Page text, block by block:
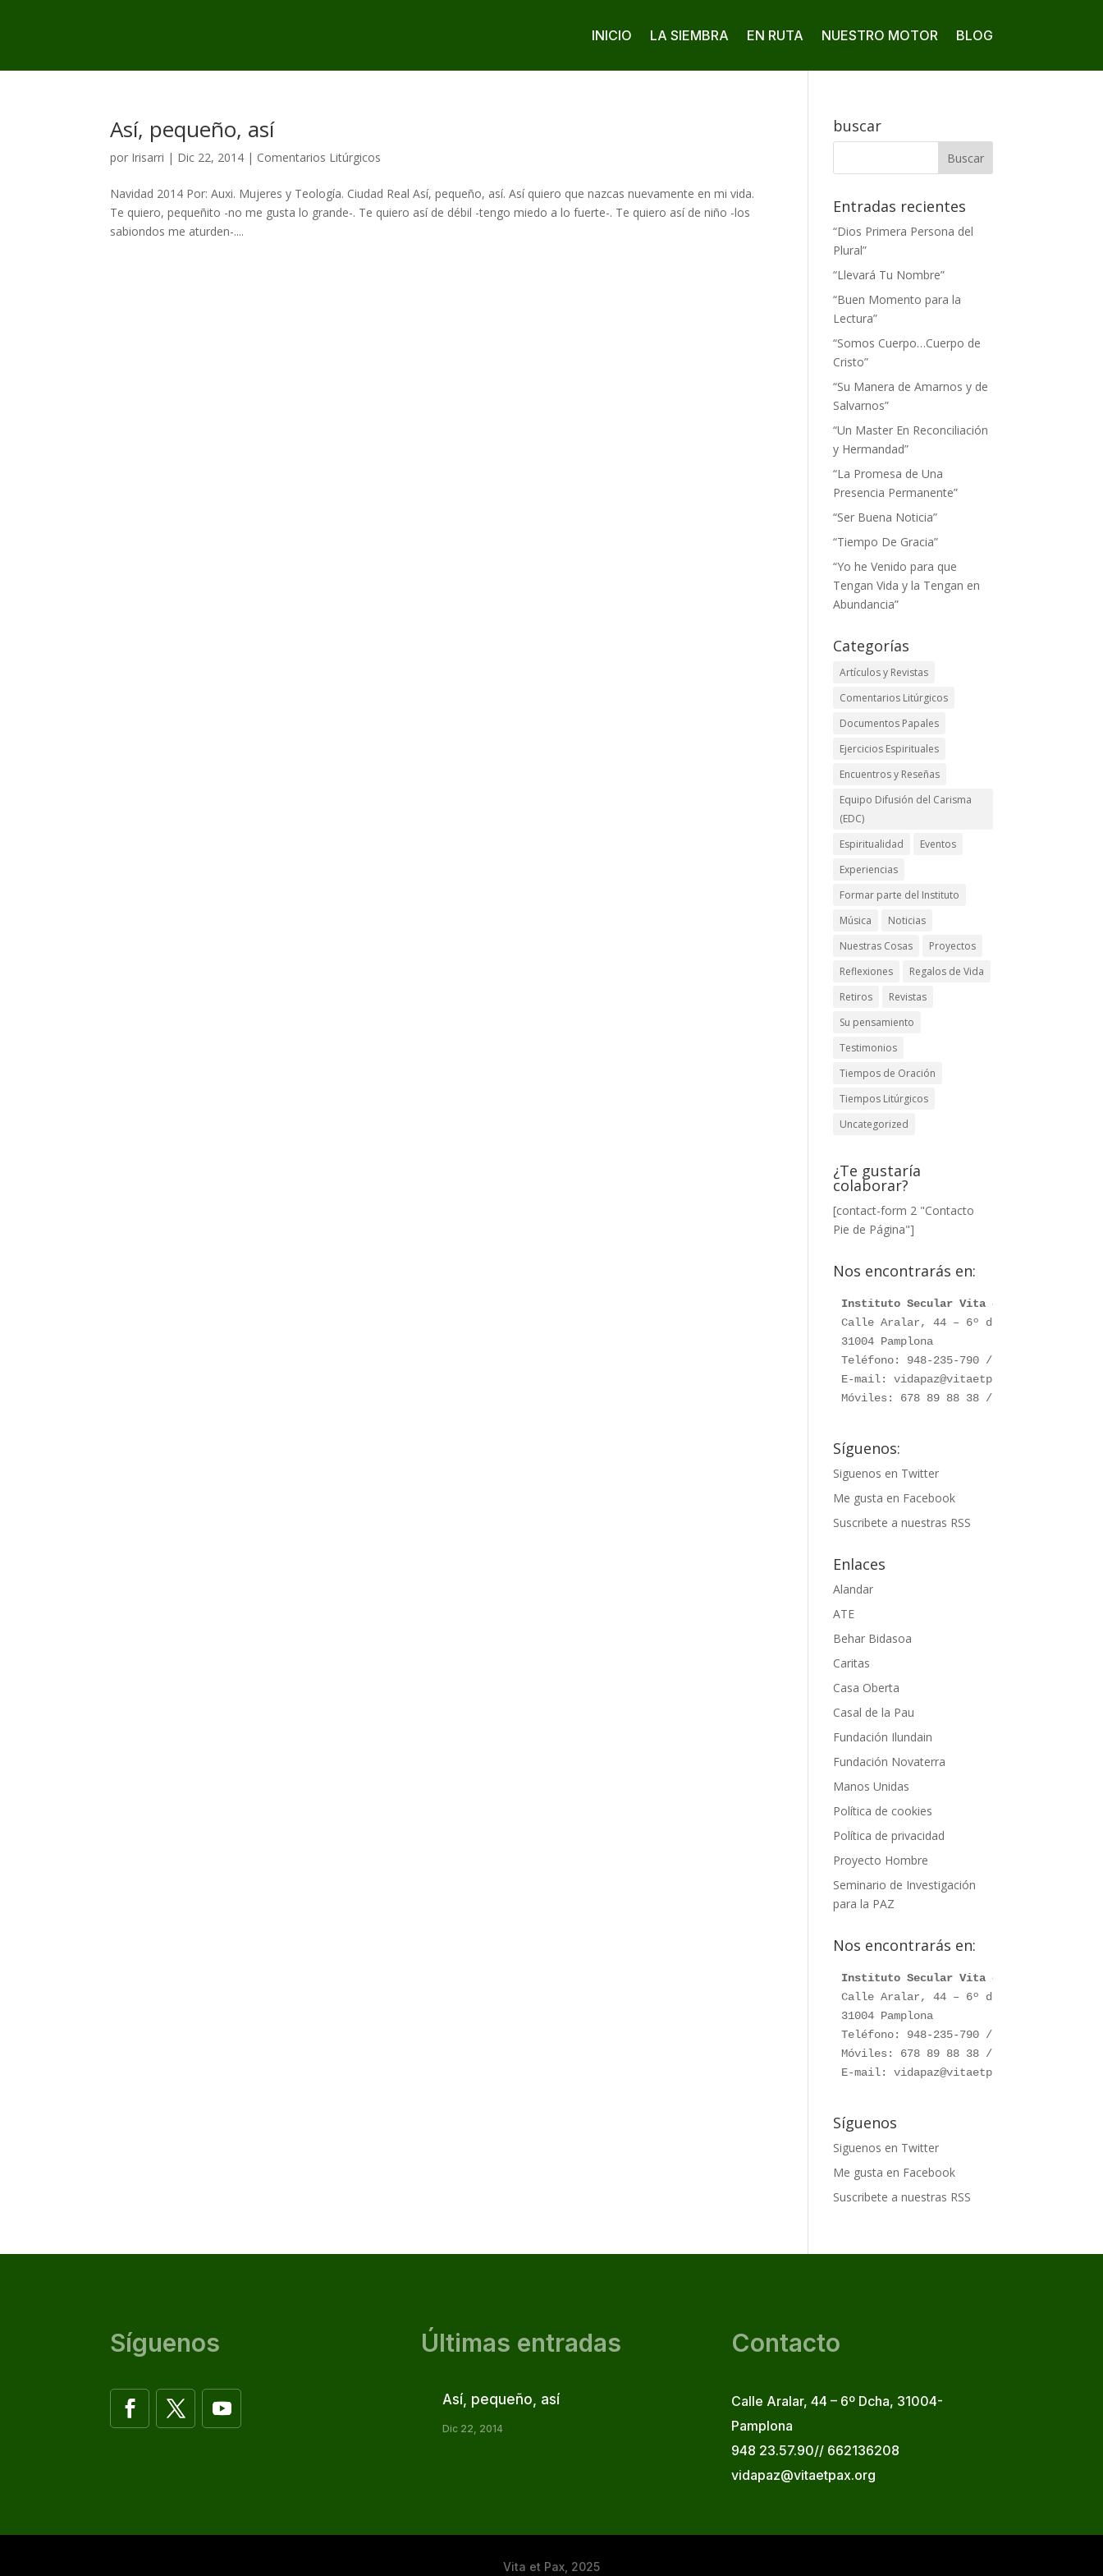
INICIO LA SIEMBRA EN RUTA NUESTRO MOTOR BLOG
Así, pequeño, así
por Irisarri | Dic 22, 2014 | Comentarios Litúrgicos
Navidad 2014 Por: Auxi. Mujeres y Teología. Ciudad Real Así, pequeño, así. Así quiero que nazcas nuevamente en mi vida.
Te quiero, pequeñito -no me gusta lo grande-. Te quiero así de débil -tengo miedo a lo fuerte-. Te quiero así de niño -los
sabiondos me aturden-....
buscar
Entradas recientes
“Dios Primera Persona del
Plural”
“Llevará Tu Nombre”
“Buen Momento para la
Lectura”
“Somos Cuerpo…Cuerpo de
Cristo”
“Su Manera de Amarnos y de
Salvarnos”
“Un Master En Reconciliación
y Hermandad”
“La Promesa de Una
Presencia Permanente”
“Ser Buena Noticia”
“Tiempo De Gracia”
“Yo he Venido para que
Tengan Vida y la Tengan en
Abundancia”
Categorías
Artículos y Revistas
Comentarios Litúrgicos
Documentos Papales
Ejercicios Espirituales
Encuentros y Reseñas
Equipo Difusión del Carisma
(EDC)
Espiritualidad
Eventos
Experiencias
Formar parte del Instituto
Música
Noticias
Nuestras Cosas
Proyectos
Reflexiones
Regalos de Vida
Retiros
Revistas
Su pensamiento
Testimonios
Tiempos de Oración
Tiempos Litúrgicos
Uncategorized
¿Te gustaría
colaborar?
[contact-form 2 "Contacto
Pie de Página"]
Nos encontrarás en:
Instituto Secular Vita et Pax
Calle Aralar, 44 – 6º dcha.
31004 Pamplona
Teléfono: 948-235-790 / 948-230-787
E-mail: vidapaz@vitaetpax.org
Móviles: 678 89 88 38 /  660 76 91 28
Síguenos:
Siguenos en Twitter
Me gusta en Facebook
Suscribete a nuestras RSS
Enlaces
Alandar
ATE
Behar Bidasoa
Caritas
Casa Oberta
Casal de la Pau
Fundación Ilundain
Fundación Novaterra
Manos Unidas
Política de cookies
Política de privacidad
Proyecto Hombre
Seminario de Investigación
para la PAZ
Nos encontrarás en:
Instituto Secular Vita et Pax
Calle Aralar, 44 – 6º dcha.
31004 Pamplona
Teléfono: 948-235-790 / 948-230-787
Móviles: 678 89 88 38 / 660 76 91 28
E-mail: vidapaz@vitaetpax.org
Síguenos
Siguenos en Twitter
Me gusta en Facebook
Suscribete a nuestras RSS
Síguenos Últimas entradas
Así, pequeño, así
Dic 22, 2014
Contacto
Calle Aralar, 44 – 6º Dcha, 31004-
Pamplona
948 23.57.90// 662136208
vidapaz@vitaetpax.org
Vita et Pax, 2025